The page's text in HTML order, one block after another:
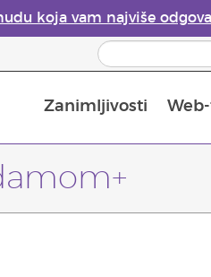
koja vam najviše
Zanimljivosti